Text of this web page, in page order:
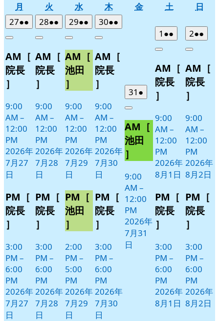
月
曜
日
火
曜
日
水水
曜
日
木木
曜
日
金金
土土
日
日
日
272026
年
月
27
日
●●
件
イ
ベ
ト)
Close
AM［
院長
］
9:00
AM –
12:00
PM
2026年
7月27
日
PM［
院長
］
3:00
PM –
6:00
PM
2026年
7月27
日
282026
年
月
28
日
●●
件
イ
ベ
ト)
Close
AM［
院長
］
9:00
AM –
12:00
PM
2026年
7月28
日
PM［
院長
］
3:00
PM –
6:00
PM
2026年
7月28
日
292026
年
月
29
日
●●
件
イ
ベ
ト)
Close
AM［
池田
］
9:00
AM –
12:00
PM
2026年
7月29
日
PM［
池田
］
2:00
PM –
5:00
PM
2026年
7月29
日
302026
年
月
30
日
●●
件
イ
Close
AM［
院長
］
9:00
AM –
12:00
PM
2026年
7月30
日
PM［
院長
］
3:00
PM –
6:00
PM
2026年
7月30
日
31 2026
年
月
31
日
●
件
イ
ベ
ト)
Close
AM［
池田
］
9:00
AM –
12:00
PM
2026年
7月31
日
1 2026
年
月
1
日
●●
件
イ
ベ
Close
AM［
院長
］
9:00
AM –
12:00
PM
2026年
8月1日
PM［
院長
］
3:00
PM –
6:00
PM
2026年
8月1日
22026
年
月
2
日
●●
件
イ
ベ
Close
AM［
院長
］
9:00
AM –
12:00
PM
2026年
8月2日
PM［
院長
］
3:00
PM –
6:00
PM
2026年
8月2日